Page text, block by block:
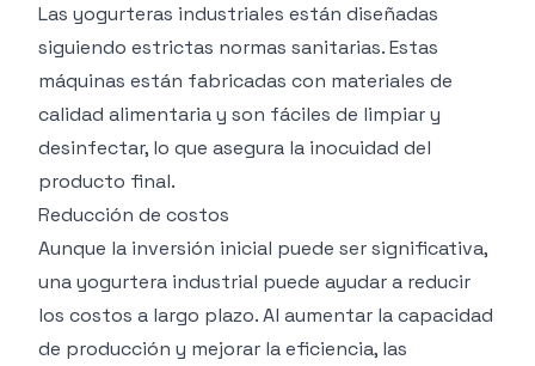
Las yogurteras industriales están diseñadas
siguiendo estrictas normas sanitarias. Estas
máquinas están fabricadas con materiales de
calidad alimentaria y son fáciles de limpiar y
desinfectar, lo que asegura la inocuidad del
producto final.
Reducción de costos
Aunque la inversión inicial puede ser significativa,
una yogurtera industrial puede ayudar a reducir
los costos a largo plazo. Al aumentar la capacidad
de producción y mejorar la eficiencia, las